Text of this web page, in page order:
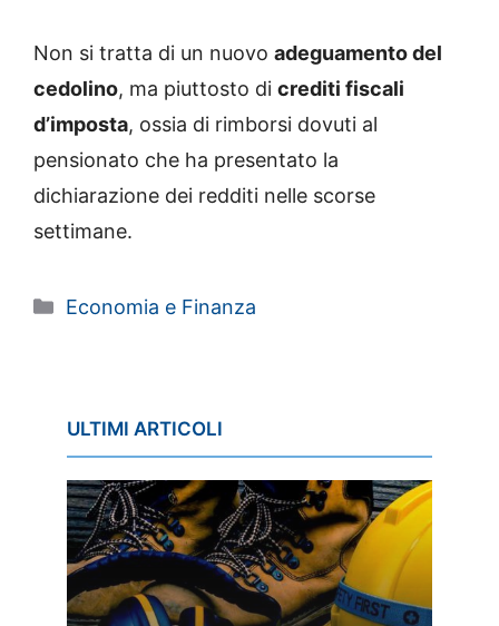
Non si tratta di un nuovo adeguamento del
cedolino, ma piuttosto di crediti fiscali
d’imposta, ossia di rimborsi dovuti al
pensionato che ha presentato la
dichiarazione dei redditi nelle scorse
settimane.
Categorie
Economia e Finanza
ULTIMI ARTICOLI